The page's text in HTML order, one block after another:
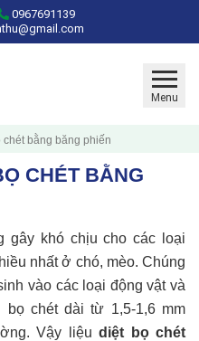
0967691139
Menu
bằng băng phiến
CHÉT BẰNG
gây khó chịu cho các loại
nhất ở chó, mèo. Chúng
vào các loại động vật và
bọ chét dài từ 1,5-1,6 mm
Vậy liệudiệt bọ chét